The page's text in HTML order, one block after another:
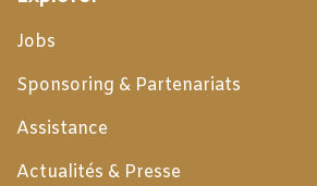
Jobs
Sponsoring & Partenariats
Assistance
Actualités & Presse